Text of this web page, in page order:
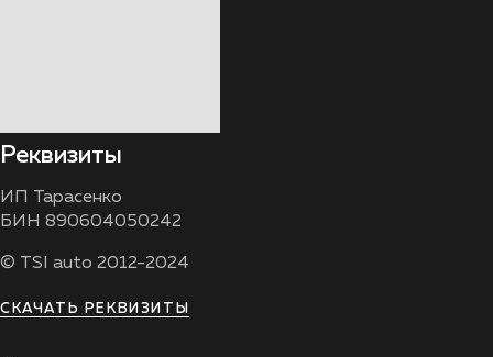
Реквизиты
ИП Тарасенко
БИН 890604050242
© TSI auto 2012-2024
СКАЧАТЬ РЕКВИЗИТЫ